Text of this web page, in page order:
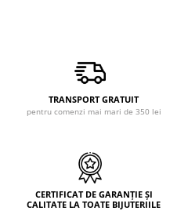
TRANSPORT GRATUIT
pentru comenzi mai mari de 350 lei
CERTIFICAT DE GARANȚIE ȘI
CALITATE LA TOATE BIJUTERIILE